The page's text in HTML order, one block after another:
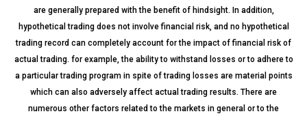
are generally prepared with the benefit of hindsight. In addition,
hypothetical trading does not involve financial risk, and no hypothetical
trading record can completely account for the impact of financial risk of
actual trading. for example, the ability to withstand losses or to adhere to
a particular trading program in spite of trading losses are material points
which can also adversely affect actual trading results. There are
numerous other factors related to the markets in general or to the